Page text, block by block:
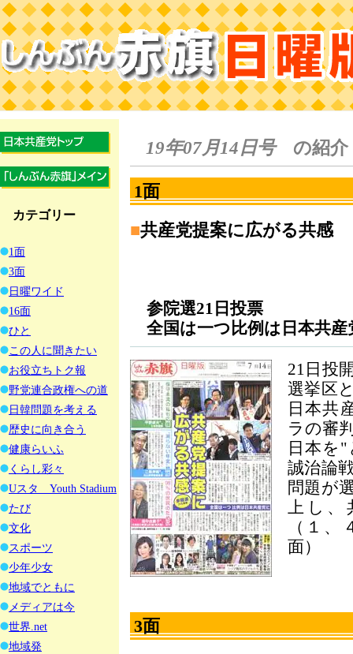
カテゴリー
1面
3面
日曜ワイド
16面
ひと
この人に聞きたい
お役立ちトク報
野党連合政権への道
日韓問題を考える
歴史に向き合う
健康らいふ
くらし彩々
Uスタ Youth Stadium
たび
文化
スポーツ
少年少女
地域でともに
メディアは今
世界.net
地域発
19年07月14日号の紹介
1面
■共産党提案に広がる共感
参院選21日投票
全国は一つ比例は日本共産
21日投
選挙区
日本共
ラの審
日本を
誠治論
問題が
上し、
（１
面）
3面